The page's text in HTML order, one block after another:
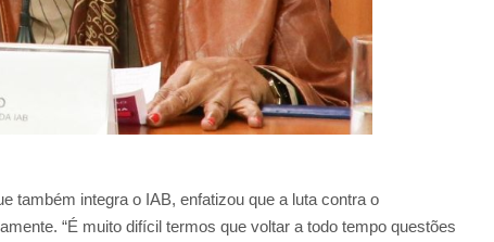
também integra o IAB, enfatizou que a luta contra o
“É muito difícil termos que voltar a todo tempo questões